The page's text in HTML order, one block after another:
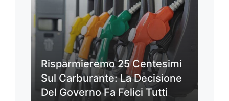
Risparmieremo 25 Centesimi
Sul Carburante: La Decisione
Del Governo Fa Felici Tutti